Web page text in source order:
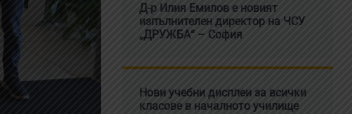
Д-р Илия Емилов е новият
изпълнителен директор на ЧСУ
„ДРУЖБА“ – София
Нови учебни дисплеи за всички
класове в началното училище